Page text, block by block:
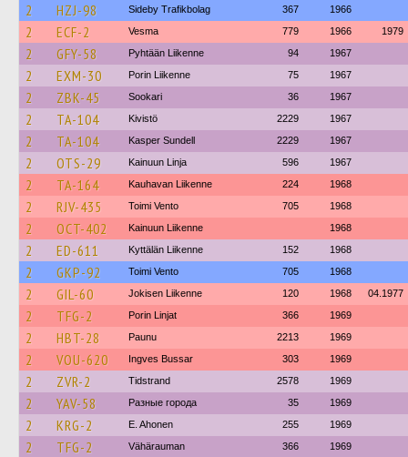
2 HZJ-98 Sideby Trafikbolag 367 1966
2 ECF-2 Vesma 779 1966 1979
2 GFY-58 Pyhtään Liikenne 94 1967
2 EXM-30 Porin Liikenne 75 1967
2 ZBK-45 Sookari 36 1967
2 TA-104 Kivistö 2229 1967
2 TA-104 Kasper Sundell 2229 1967
2 OTS-29 Kainuun Linja 596 1967
2 TA-164 Kauhavan Liikenne 224 1968
2 RJV-435 Toimi Vento 705 1968
2 OCT-402 Kainuun Liikenne 1968
2 ED-611 Kyttälän Liikenne 152 1968
2 GKP-92 Toimi Vento 705 1968
2 GIL-60 Jokisen Liikenne 120 1968 04.1977
2 TFG-2 Porin Linjat 366 1969
2 HBT-28 Paunu 2213 1969
2 VOU-620 Ingves Bussar 303 1969
2 ZVR-2 Tidstrand 2578 1969
2 YAV-58 Разные города 35 1969
2 KRG-2 E. Ahonen 255 1969
2 TFG-2 Vähärauman 366 1969